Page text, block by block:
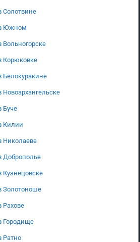
Солотвине
Южном
Корюковке
Белокуракине
Буче
Килии
Николаеве
Доброполье
Кузнецовске
Золотоноше
Рахове
Городище
Ратно